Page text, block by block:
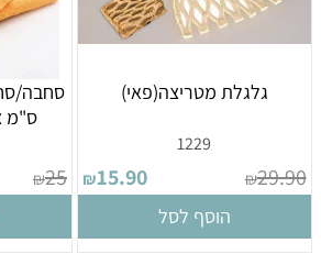
גלגלת מטריצה(פאי)
1229
₪29.90
₪15.90
הוסף לסל
ס"מ
₪25